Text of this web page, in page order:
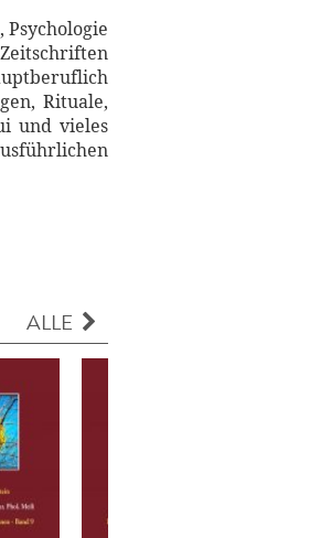
Rituale,
und vieles
ALLE